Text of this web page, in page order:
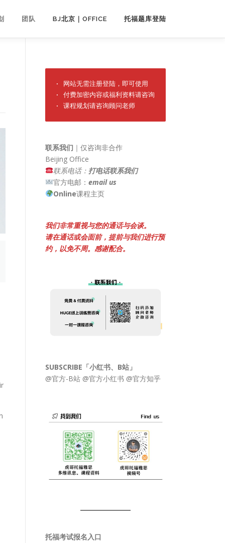
团队 BJ北京｜OFFICE 托福题库登陆
· 网站无需注册登陆，即可使用
· 付费加密内容或福利资料请咨询
· 课程规划请咨询顾问老师
联系我们 ｜仅咨询非合作
Beijing Office
联系电话： 打电话联系我们
官方电邮： email us
Online课程主页
我们非常重视与您的通话与会谈。
请在通话或会面前，提前与我们进行预
约，以免不周。感谢配合。
SUBSCRIBE「小红书、B站」
@官方-B站 @官方小红书 @官方知乎
托福考试报名入口